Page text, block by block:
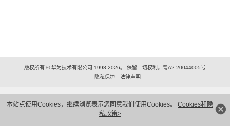
本站点使用Cookies，继续浏览表示您同意我们使用Cookies。 Cookies和隐
私政策>
版权所有 © 华为技术有限公司 1998-2026。 保留一切权利。粤A2-20044005号
隐私保护
法律声明